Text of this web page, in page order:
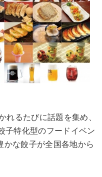
れるたびに話題を集め、
子特化型のフードイベン
かな餃子が全国各地から